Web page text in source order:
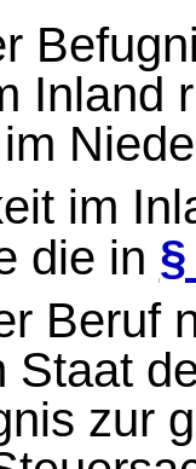
Inland
im
die in
Beruf
Staat
zur